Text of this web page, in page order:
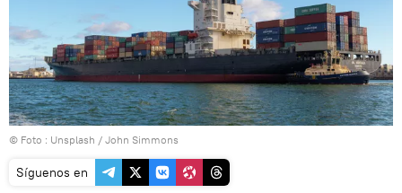
© Foto : Unsplash / John Simmons
Síguenos en